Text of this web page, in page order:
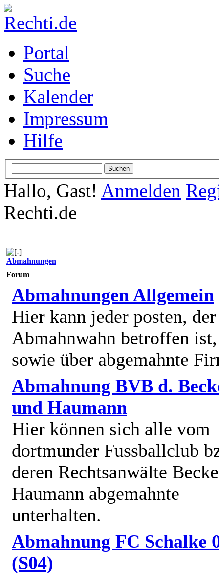
Portal
Suche
Kalender
Impressum
Hilfe
Hallo, Gast! Anmelden
Rechti.de
Abmahnungen
Forum
Abmahnungen Allgemein
Hier kann jeder posten,
Abmahnwahn betroffen ist,
sowie über abgemahnte
Abmahnung BVB d.
und Haumann
Hier können sich alle vom
dortmunder Fussballclub
deren Rechtsanwälte
Haumann abgemahnte
unterhalten.
Abmahnung FC Schalke
(S04)